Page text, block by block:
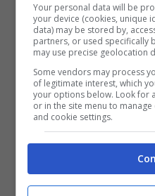
50% sul
Mostra
Your personal data will be
your device (cookies, unique
data) may be stored by,
partners, or used specifically
may use precise geolocation
Some vendors may process
of legitimate interest, which
your options below. Look for
or in the site menu to
and cookie settings.